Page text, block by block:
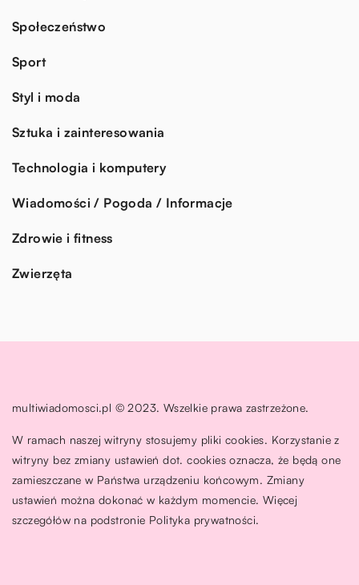
Społeczeństwo
Sport
Styl i moda
Sztuka i zainteresowania
Technologia i komputery
Wiadomości / Pogoda / Informacje
Zdrowie i fitness
Zwierzęta
multiwiadomosci.pl © 2023. Wszelkie prawa zastrzeżone.
W ramach naszej witryny stosujemy pliki cookies. Korzystanie z
witryny bez zmiany ustawień dot. cookies oznacza, że będą one
zamieszczane w Państwa urządzeniu końcowym. Zmiany
ustawień można dokonać w każdym momencie. Więcej
szczegółów na podstronie Polityka prywatności.